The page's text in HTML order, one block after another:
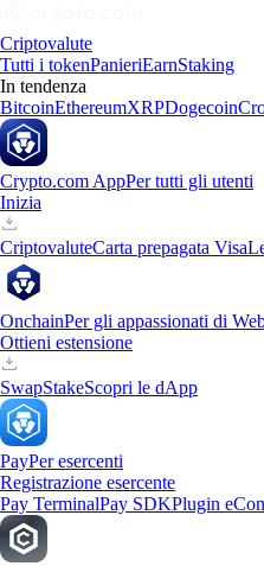
Criptovalute
Tutti i tokenPanieriEarnStaking
In tendenza
BitcoinEthereumXRPDogecoin
Crypto.com AppPer tutti gli utenti
Inizia
CriptovaluteCarta prepagata Visa
OnchainPer gli appassionati di
Ottieni estensione
SwapStakeScopri le dApp
PayPer esercenti
Registrazione esercente
Pay TerminalPay SDKPlugin